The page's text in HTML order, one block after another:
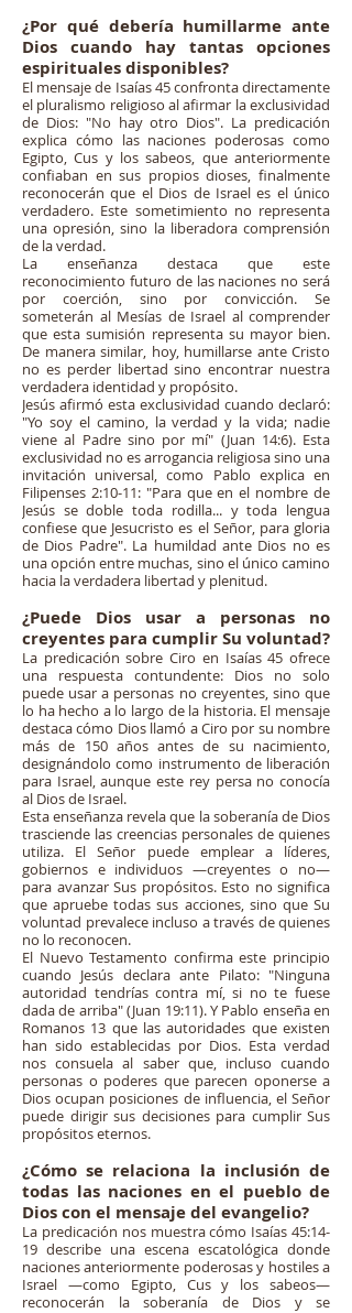
¿Por qué debería humillarme ante
Dios cuando hay tantas opciones
espirituales disponibles?
El mensaje de Isaías 45 confronta directamente
el pluralismo religioso al afirmar la exclusividad
de Dios: "No hay otro Dios". La predicación
explica cómo las naciones poderosas como
Egipto, Cus y los sabeos, que anteriormente
confiaban en sus propios dioses, finalmente
reconocerán que el Dios de Israel es el único
verdadero. Este sometimiento no representa
una opresión, sino la liberadora comprensión
de la verdad.
La enseñanza destaca que este
reconocimiento futuro de las naciones no será
por coerción, sino por convicción. Se
someterán al Mesías de Israel al comprender
que esta sumisión representa su mayor bien.
De manera similar, hoy, humillarse ante Cristo
no es perder libertad sino encontrar nuestra
verdadera identidad y propósito.
Jesús afirmó esta exclusividad cuando declaró:
"Yo soy el camino, la verdad y la vida; nadie
viene al Padre sino por mí" (Juan 14:6). Esta
exclusividad no es arrogancia religiosa sino una
invitación universal, como Pablo explica en
Filipenses 2:10-11: "Para que en el nombre de
Jesús se doble toda rodilla... y toda lengua
confiese que Jesucristo es el Señor, para gloria
de Dios Padre". La humildad ante Dios no es
una opción entre muchas, sino el único camino
hacia la verdadera libertad y plenitud.
¿Puede Dios usar a personas no
creyentes para cumplir Su voluntad?
La predicación sobre Ciro en Isaías 45 ofrece
una respuesta contundente: Dios no solo
puede usar a personas no creyentes, sino que
lo ha hecho a lo largo de la historia. El mensaje
destaca cómo Dios llamó a Ciro por su nombre
más de 150 años antes de su nacimiento,
designándolo como instrumento de liberación
para Israel, aunque este rey persa no conocía
al Dios de Israel.
Esta enseñanza revela que la soberanía de Dios
trasciende las creencias personales de quienes
utiliza. El Señor puede emplear a líderes,
gobiernos e individuos —creyentes o no—
para avanzar Sus propósitos. Esto no significa
que apruebe todas sus acciones, sino que Su
voluntad prevalece incluso a través de quienes
no lo reconocen.
El Nuevo Testamento confirma este principio
cuando Jesús declara ante Pilato: "Ninguna
autoridad tendrías contra mí, si no te fuese
dada de arriba" (Juan 19:11). Y Pablo enseña en
Romanos 13 que las autoridades que existen
han sido establecidas por Dios. Esta verdad
nos consuela al saber que, incluso cuando
personas o poderes que parecen oponerse a
Dios ocupan posiciones de influencia, el Señor
puede dirigir sus decisiones para cumplir Sus
propósitos eternos.
¿Cómo se relaciona la inclusión de
todas las naciones en el pueblo de
Dios con el mensaje del evangelio?
La predicación nos muestra cómo Isaías 45:14-
19 describe una escena escatológica donde
naciones anteriormente poderosas y hostiles a
Israel —como Egipto, Cus y los sabeos—
reconocerán la soberanía de Dios y se